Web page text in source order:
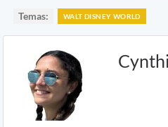
Temas: WALT DISNEY WORLD